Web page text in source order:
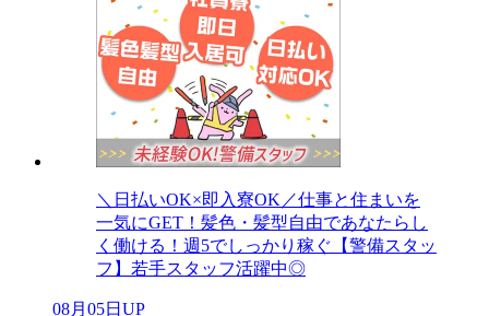
＼日払いOK×即入寮OK／仕事と住まいを
一気にGET！髪色・髪型自由であなたらし
く働ける！週5でしっかり稼ぐ【警備スタッ
フ】若手スタッフ活躍中◎
08月05日UP